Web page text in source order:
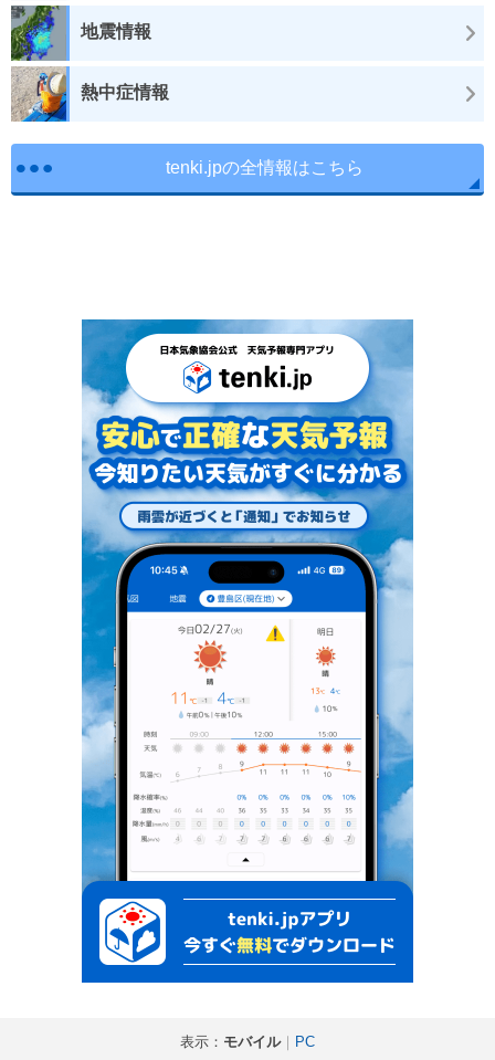
地震情報
熱中症情報
tenki.jpの全情報はこちら
表示： モバイル｜ PC